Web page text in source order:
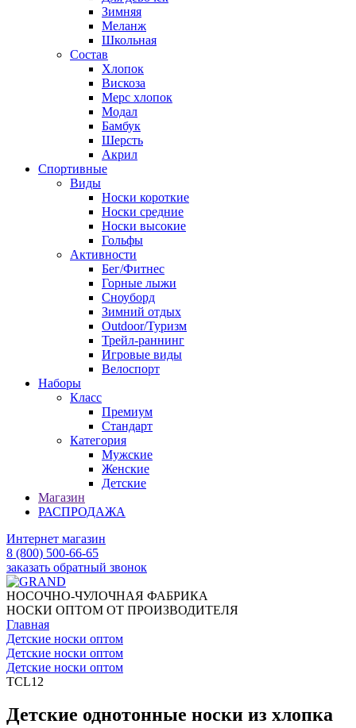
Зимняя
Меланж
Школьная
Состав
Хлопок
Вискоза
Мерс хлопок
Модал
Бамбук
Шерсть
Акрил
Спортивные
Виды
Носки короткие
Носки средние
Носки высокие
Гольфы
Активности
Бег/Фитнес
Горные лыжи
Сноуборд
Зимний отдых
Outdoor/Туризм
Трейл-раннинг
Игровые виды
Велоспорт
Наборы
Класс
Премиум
Стандарт
Категория
Мужские
Женские
Детские
Магазин
РАСПРОДАЖА
Интернет магазин
8 (800) 500-66-65
заказать обратный звонок
НОСОЧНО-ЧУЛОЧНАЯ ФАБРИКА
НОСКИ ОПТОМ ОТ ПРОИЗВОДИТЕЛЯ
Главная
Детские носки оптом
Детские носки оптом
Детские носки оптом
TCL12
Детские однотонные носки из хлопка